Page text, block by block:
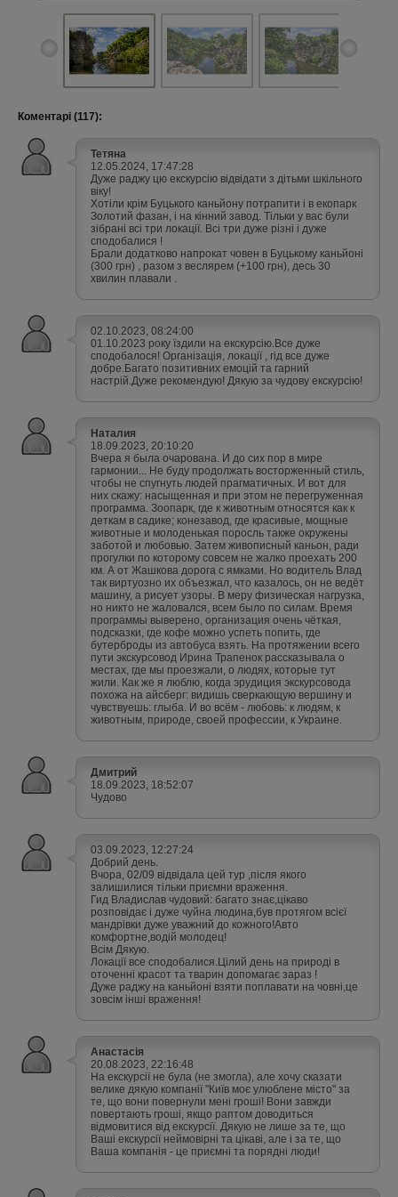
Коментарі (117):
Тетяна
12.05.2024, 17:47:28
Дуже раджу цю екскурсію відвідати з дітьми шкільного
віку!
Хотіли крім Буцького каньйону потрапити і в екопарк
Золотий фазан, і на кінний завод. Тільки у вас були
зібрані всі три локації. Всі три дуже різні і дуже
сподобалися !
Брали додатково напрокат човен в Буцькому каньйоні
(300 грн) , разом з веслярем (+100 грн), десь 30
хвилин плавали .
02.10.2023, 08:24:00
01.10.2023 року їздили на екскурсію.Все дуже
сподобалося! Організація, локації , гід все дуже
добре.Багато позитивних емоцій та гарний
настрій.Дуже рекомендую! Дякую за чудову екскурсію!
Наталия
18.09.2023, 20:10:20
Вчера я была очарована. И до сих пор в мире
гармонии... Не буду продолжать восторженный стиль,
чтобы не спугнуть людей прагматичных. И вот для
них скажу: насыщенная и при этом не перегруженная
программа. Зоопарк, где к животным относятся как к
деткам в садике; конезавод, где красивые, мощные
животные и молоденькая поросль также окружены
заботой и любовью. Затем живописный каньон, ради
прогулки по которому совсем не жалко проехать 200
км. А от Жашкова дорога с ямками. Но водитель Влад
так виртуозно их объезжал, что казалось, он не ведёт
машину, а рисует узоры. В меру физическая нагрузка,
но никто не жаловался, всем было по силам. Время
программы выверено, организация очень чёткая,
подсказки, где кофе можно успеть попить, где
бутерброды из автобуса взять. На протяжении всего
пути экскурсовод Ирина Трапенок рассказывала о
местах, где мы проезжали, о людях, которые тут
жили. Как же я люблю, когда эрудиция экскурсовода
похожа на айсберг: видишь сверкающую вершину и
чувствуешь: глыба. И во всём - любовь: к людям, к
животным, природе, своей профессии, к Украине.
Дмитрий
18.09.2023, 18:52:07
Чудово
03.09.2023, 12:27:24
Добрий день.
Вчора, 02/09 відвідала цей тур ,після якого
залишилися тільки приємни враження.
Гид Владислав чудовий: багато знає,цікаво
розповідає і дуже чуйна людина,був протягом всієї
мандрівки дуже уважний до кожного!Авто
комфортне,водій молодец!
Всім Дякую.
Локації все сподобалися.Цілий день на природі в
оточенні красот та тварин допомагає зараз !
Дуже раджу на каньйоні взяти поплавати на човні,це
зовсім інші враження!
Анастасія
20.08.2023, 22:16:48
На екскурсії не була (не змогла), але хочу сказати
велике дякую компанії "Київ моє улюблене місто" за
те, що вони повернули мені гроші! Вони завжди
повертають гроші, якщо раптом доводиться
відмовитися від екскурсії. Дякую не лише за те, що
Ваші екскурсії неймовірні та цікаві, але і за те, що
Ваша компанія - це приємні та порядні люди!